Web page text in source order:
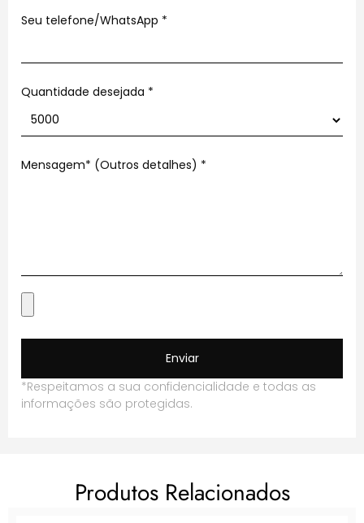
Seu telefone/WhatsApp *
Quantidade desejada *
Mensagem* (Outros detalhes) *
Enviar
*Respeitamos a sua confidencialidade e todas as
informações são protegidas.
Produtos Relacionados